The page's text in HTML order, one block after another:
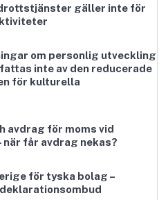
gäller inte för
om personlig utveckling
inte av den reducerade
för kulturella
avdrag för moms vid
när får avdrag nekas?
för tyska bolag –